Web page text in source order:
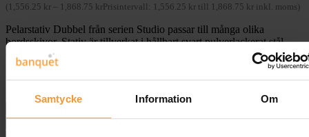
Samtycke Information Om
( 1,556.25 kr 1,868.75 krPrisintervall: 1,556.25 kr till 1,868.75 kr inkl. moms)
Pelarstativ Dubbel från serien Studio passar till många olika
bordsskivor. Stativ är tillverkat i hållbart svart pulverlackerat stål.
Går att kombinera så att längden på bordet passar just er miljö! 2st!
Rensa
Pelarstativ 2 st - Studio mängd